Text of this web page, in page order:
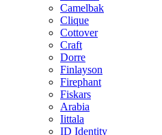
Camelbak
Clique
Cottover
Craft
Dorre
Finlayson
Firephant
Fiskars
Arabia
Iittala
ID Identity